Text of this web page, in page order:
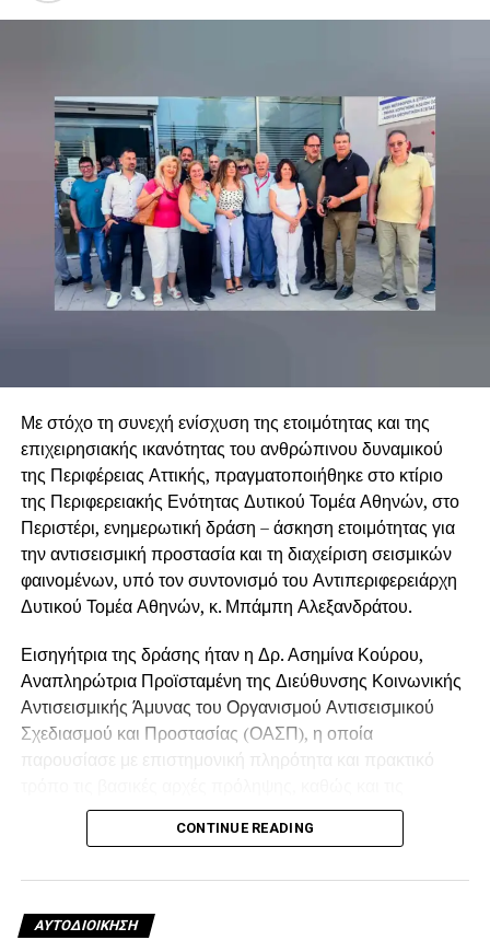
Με στόχο τη συνεχή ενίσχυση της ετοιμότητας και της
επιχειρησιακής ικανότητας του ανθρώπινου δυναμικού
της Περιφέρειας Αττικής, πραγματοποιήθηκε στο κτίριο
της Περιφερειακής Ενότητας Δυτικού Τομέα Αθηνών, στο
Περιστέρι, ενημερωτική δράση – άσκηση ετοιμότητας για
την αντισεισμική προστασία και τη διαχείριση σεισμικών
φαινομένων, υπό τον συντονισμό του Αντιπεριφερειάρχη
Δυτικού Τομέα Αθηνών, κ. Μπάμπη Αλεξανδράτου.
Εισηγήτρια της δράσης ήταν η Δρ. Ασημίνα Κούρου,
Αναπληρώτρια Προϊσταμένη της Διεύθυνσης Κοινωνικής
Αντισεισμικής Άμυνας του Οργανισμού Αντισεισμικού
Σχεδιασμού και Προστασίας (ΟΑΣΠ), η οποία
παρουσίασε με επιστημονική πληρότητα και πρακτικό
ενδεδειγμένες ενέργειες πριν, κατά τη διάρκεια και μετά
από έναν σεισμό.
Η εκπαίδευση ολοκληρώθηκε με
οδηγίες και τα πρωτόκολλα που παρουσιάστηκαν.
CONTINUE READING
ΑΥΤΟΔΙΟΊΚΗΣΗ